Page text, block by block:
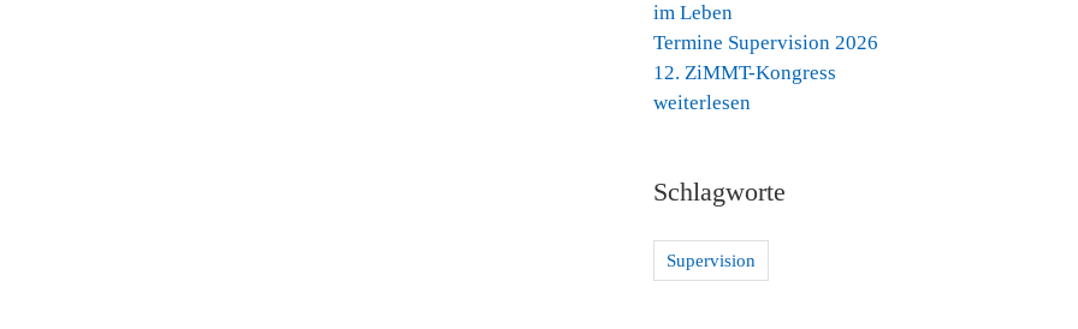
im Leben
Termine Supervision 2026
12. ZiMMT-Kongress
weiterlesen
Schlagworte
Supervision